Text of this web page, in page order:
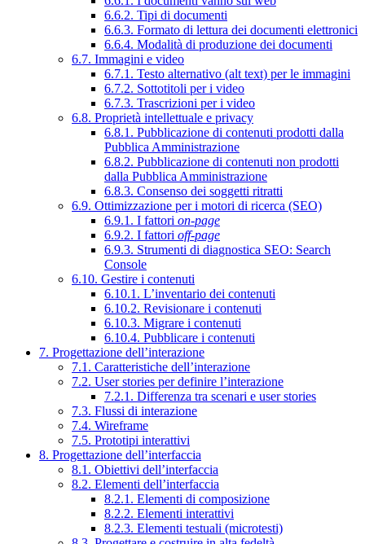
6.6.2. Tipi di documenti
6.6.3. Formato di lettura dei documenti elettronici
6.6.4. Modalità di produzione dei documenti
6.7. Immagini e video
6.7.1. Testo alternativo (alt text) per le immagini
6.7.2. Sottotitoli per i video
6.7.3. Trascrizioni per i video
6.8. Proprietà intellettuale e privacy
6.8.1. Pubblicazione di contenuti prodotti dalla
Pubblica Amministrazione
6.8.2. Pubblicazione di contenuti non prodotti
dalla Pubblica Amministrazione
6.8.3. Consenso dei soggetti ritratti
6.9. Ottimizzazione per i motori di ricerca (SEO)
6.9.1. I fattori on-page
6.9.2. I fattori off-page
6.9.3. Strumenti di diagnostica SEO: Search
Console
6.10. Gestire i contenuti
6.10.1. L’inventario dei contenuti
6.10.2. Revisionare i contenuti
6.10.3. Migrare i contenuti
6.10.4. Pubblicare i contenuti
7. Progettazione dell’interazione
7.1. Caratteristiche dell’interazione
7.2. User stories per definire l’interazione
7.2.1. Differenza tra scenari e user stories
7.3. Flussi di interazione
7.4. Wireframe
7.5. Prototipi interattivi
8. Progettazione dell’interfaccia
8.1. Obiettivi dell’interfaccia
8.2. Elementi dell’interfaccia
8.2.1. Elementi di composizione
8.2.2. Elementi interattivi
8.2.3. Elementi testuali (microtesti)